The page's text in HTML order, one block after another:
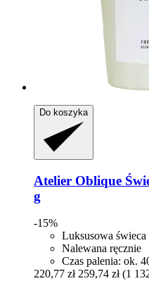
Do koszyka
Atelier Oblique
g
-15%
Luksusowa świeca
Nalewana ręcznie
Czas palenia: ok.
220,77 zł 259,74 zł (1